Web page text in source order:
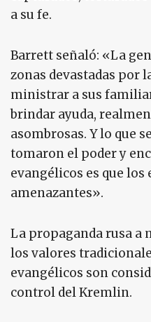
a su fe.
Barrett señaló: «La
zonas devastadas por
ministrar a sus
brindar ayuda,
asombrosas. Y lo que
tomaron el poder y
evangélicos es que
amenazantes».
La propaganda rusa a
los valores
evangélicos son
control del Kremlin.